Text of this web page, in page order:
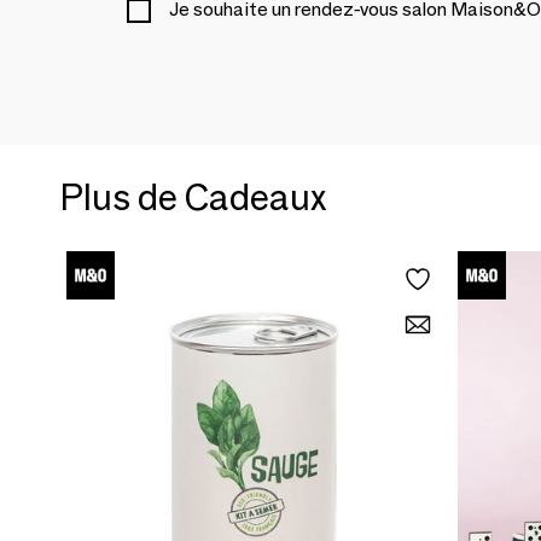
Je souhaite un rendez-vous salon
Plus de Cadeaux